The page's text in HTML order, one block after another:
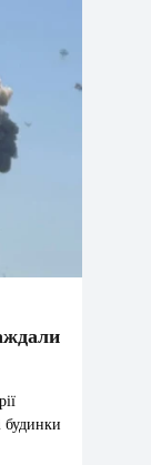
будинки